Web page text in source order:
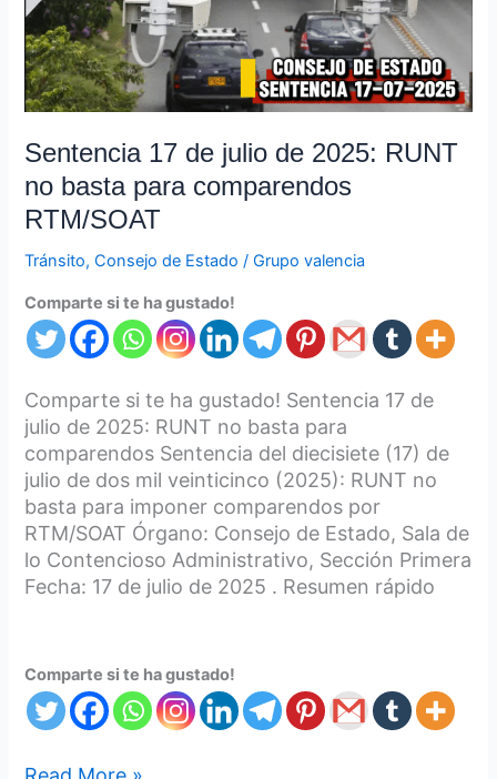
Sentencia 17 de julio de 2025: RUNT
no basta para comparendos
RTM/SOAT
Tránsito,Consejo de Estado /Grupo valencia
Comparte si te ha gustado!
Comparte si te ha gustado! Sentencia 17 de
julio de 2025: RUNT no basta para
comparendos Sentencia del diecisiete (17) de
julio de dos mil veinticinco (2025): RUNT no
basta para imponer comparendos por
RTM/SOAT Órgano: Consejo de Estado, Sala de
lo Contencioso Administrativo, Sección Primera
Fecha: 17 de julio de 2025 . Resumen rápido
Comparte si te ha gustado!
no
basta
para
comparendos
RTM/SOAT